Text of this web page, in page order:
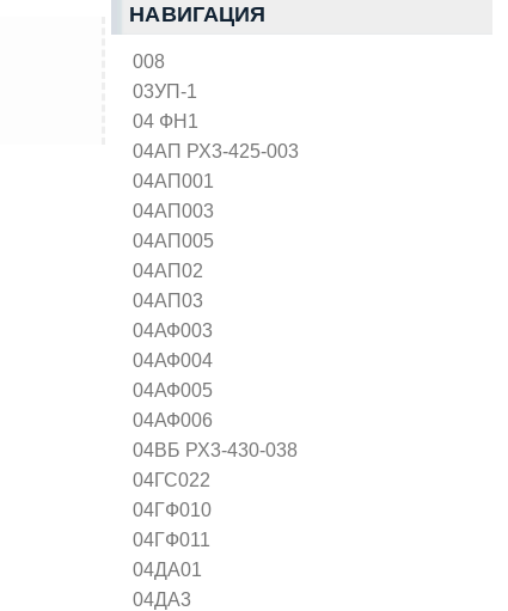
НАВИГАЦИЯ
008
03УП-1
04 ФН1
04АП РХ3-425-003
04АП001
04АП003
04АП005
04АП02
04АП03
04АФ003
04АФ004
04АФ005
04АФ006
04ВБ РХ3-430-038
04ГС022
04ГФ010
04ГФ011
04ДА01
04ДА3